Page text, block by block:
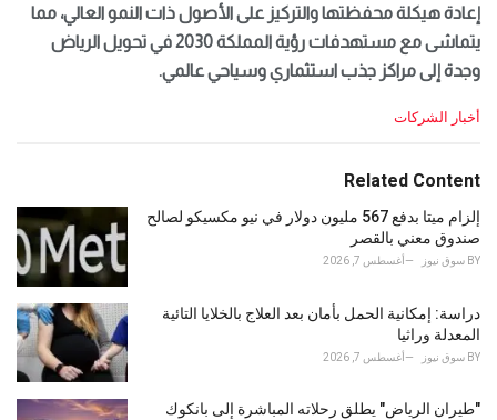
إعادة هيكلة محفظتها والتركيز على الأصول ذات النمو العالي، مما
يتماشى مع مستهدفات رؤية المملكة 2030 في تحويل الرياض
وجدة إلى مراكز جذب استثماري وسياحي عالمي.
C
e
o
r
i
:
أخبار الشركات
Related Content
إلزام ميتا بدفع 567 مليون دولار في نيو مكسيكو لصالح
صندوق معني بالقصر
BY سوق نيوز أغسطس 7, 2026
دراسة: إمكانية الحمل بأمان بعد العلاج بالخلايا التائية
المعدلة وراثيا
BY سوق نيوز أغسطس 7, 2026
"طيران الرياض" يطلق رحلاته المباشرة إلى بانكوك